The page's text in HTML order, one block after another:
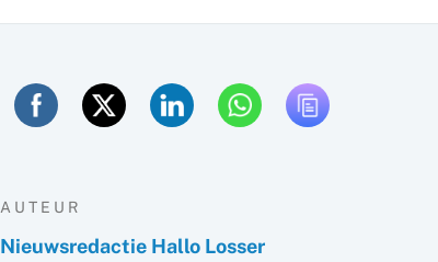
AUTEUR
Nieuwsredactie Hallo Losser